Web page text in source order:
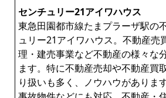
センチュリー21アイワハウス
東急田園都市線たまプラーザ駅の
ュリー21アイワハウス。不動産売
理・建売事業など不動産の様々な
ます。特に不動産売却や不動産買
り扱いも多く、ノウハウがありま